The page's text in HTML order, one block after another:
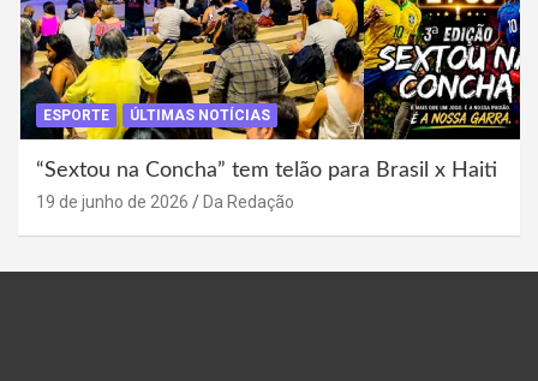
ESPORTE ÚLTIMAS NOTÍCIAS
“Sextou na Concha” tem telão para Brasil x Haiti
19 de junho de 2026 Da Redação